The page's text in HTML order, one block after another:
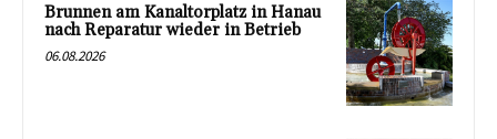
Brunnen am Kanaltorplatz in Hanau
nach Reparatur wieder in Betrieb
06.08.2026